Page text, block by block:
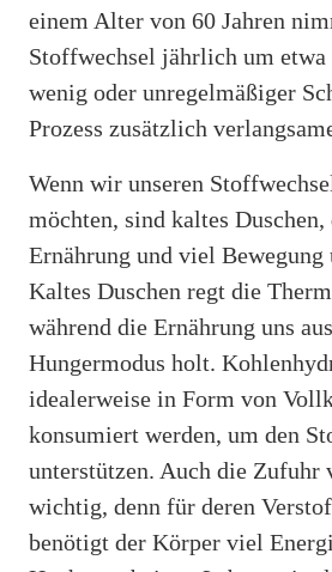
einem Alter von 60 Jahren
Stoffwechsel jährlich um etwa
wenig oder unregelmäßiger
Prozess zusätzlich
Wenn wir unseren
möchten, sind kaltes
Ernährung und viel Bewegung
Kaltes Duschen regt die
während die Ernährung uns
Hungermodus holt.
idealerweise in Form von
konsumiert werden, um den
unterstützen. Auch die Zufuhr
wichtig, denn für deren
benötigt der Körper viel